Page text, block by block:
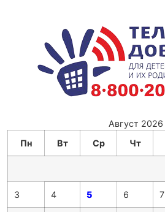
Август 2026
Пн
Вт Ср Чт
3 4 5 6 7